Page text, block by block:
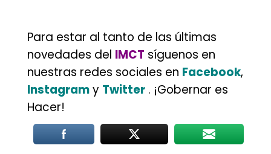
Para estar al tanto de las últimas
novedades del IMCT síguenos en
nuestras redes sociales en Facebook,
Instagramy Twitter. ¡Gobernar es
Hacer!